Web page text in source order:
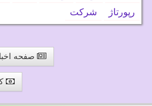
رپورتاژ
شركت
صفحه